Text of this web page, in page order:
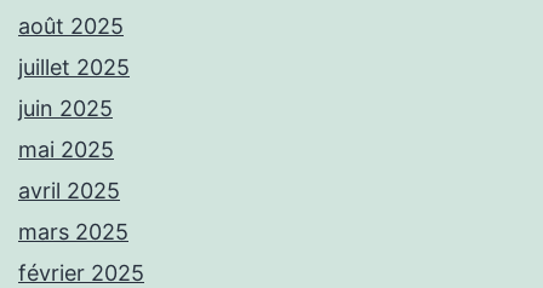
août 2025
juillet 2025
juin 2025
mai 2025
avril 2025
mars 2025
février 2025